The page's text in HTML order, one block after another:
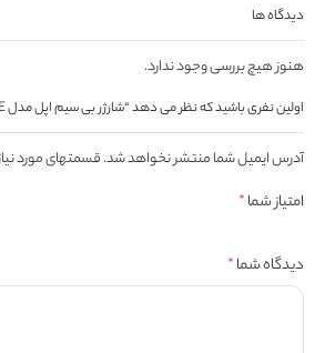
دیدگاه ها
هنوز هیچ بررسی وجود ندارد.
اولین نفری باشید که نظر می دهد “شارژر بی سیم اپل مدل APPLE MAGSAFE”
آدرس ایمیل شما منتشر نخواهد شد. قسمتهای مورد
امتیاز شما*
دیدگاه شما*